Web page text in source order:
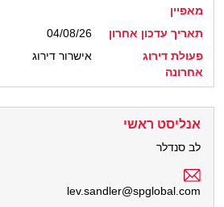
מאפיין
תאריך עדכון אחרון
04/08/26
פעולת דירוג
אחרונה
אישרור דירוג
אנליסט ראשי
לב סנדלר
lev.sandler@spglobal.com